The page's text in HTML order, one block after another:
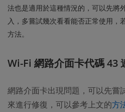
法也是適用於這種情況的，可以先將
入，多嘗試幾次看看能否正常使用，
方法。
Wi-Fi 網路介面卡代碼 43
網路介面卡出現問題，可以先嘗
來進行修復，可以參考上文的方